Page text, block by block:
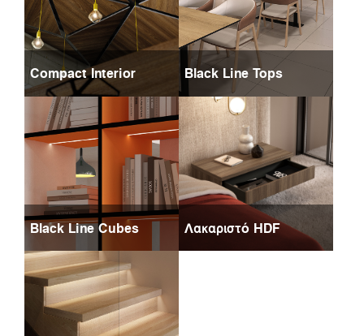
Compact Interior Black Line Tops
Black Line Cubes Λακαριστό HDF